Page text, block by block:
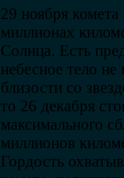
29 ноября
миллионах
Солнца. Есть
небесное тело
близости со
то 26 декабря
максимального
миллионов
Гордость